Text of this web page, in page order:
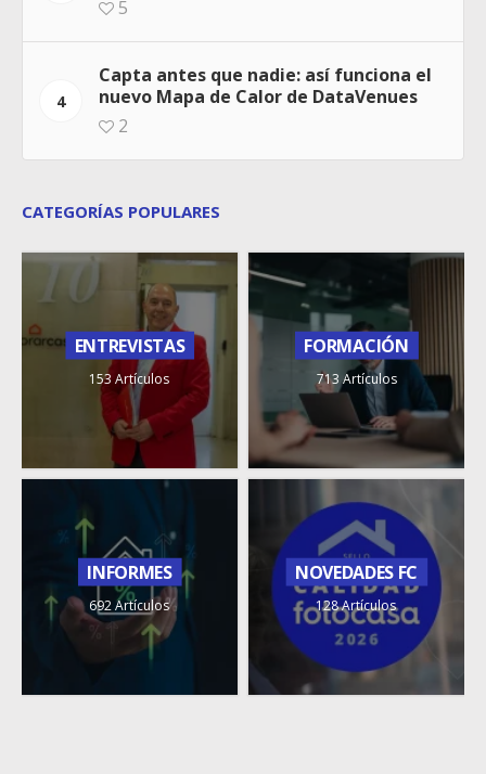
5
4
Capta antes que nadie: así funciona el
nuevo Mapa de Calor de DataVenues
2
CATEGORÍAS POPULARES
ENTREVISTAS
153 Artículos
FORMACIÓN
713 Artículos
INFORMES
692 Artículos
NOVEDADES FC
128 Artículos